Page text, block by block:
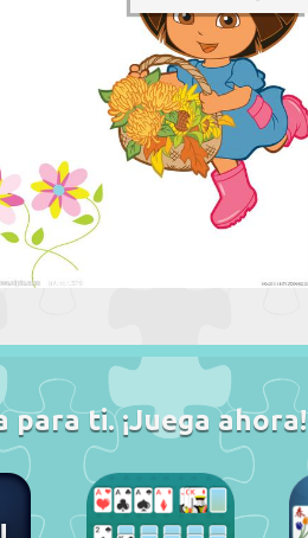
para ti. ¡Juega ahora!